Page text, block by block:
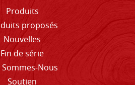
Produits
proposés
Nouvelles
Fin de série
Nous
Soutien